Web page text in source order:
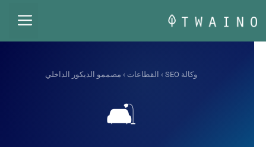
وكالة SEO ›القطاعات› مصممو الديكور الداخلي
🛋️